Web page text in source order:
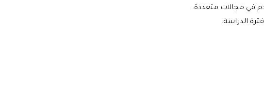
في مجالات متعددة.
الدراسة.